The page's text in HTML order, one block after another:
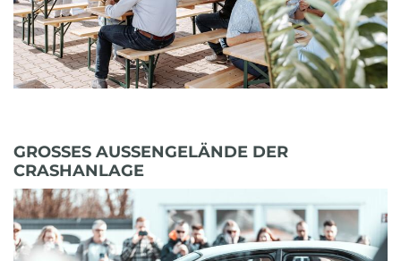
GROSSES AUSSENGELÄNDE DER
CRASHANLAGE